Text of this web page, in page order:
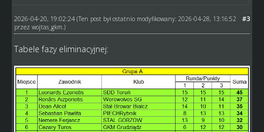
#3
2026-04-20, 19:02:24 (Ten post był ostatnio modyfikowany: 2026-04-28, 13:16:52
przez wojtas_gkm.)
Tabele fazy eliminacyjnej: